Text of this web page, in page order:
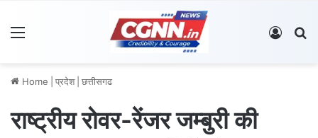
Log In
Home प्रदेश छत्तीसगढ
राष्ट्रीय रोवर-रेंजर जम्बुरी की